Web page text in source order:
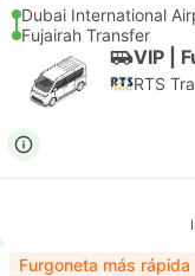
Dubai International
Fujairah Transfer
VIP |
RTS
Furgoneta más rápida